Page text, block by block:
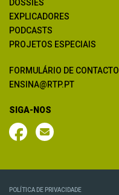
DOSSIÊS
EXPLICADORES
PODCASTS
PROJETOS ESPECIAIS
FORMULÁRIO DE CONTACTO
ENSINA@RTP.PT
SIGA-NOS
POLÍTICA DE PRIVACIDADE